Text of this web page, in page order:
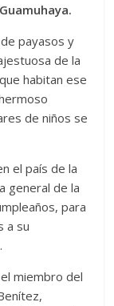
payasos y
de la
habitan ese
de niños se
el país de la
general de la
para
a su
miembro del